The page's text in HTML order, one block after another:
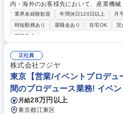
内・海外のお客様先において、産業機
理作業まで一貫して行います。※据付・
等建物に対する改修等を伴う業務はありません。 【詳細】
製袋機)の据付/配線作業/運転後の調整・
ィングの対応／改造・修理作業 等 ＜出
度(日帰り・宿泊問わず) ・海外出張：担
(2～3週間程度) ・業務習熟度により、
案件によりチームで動くこともあり 募集職種 【京都】フィールドエンジ
ニア～世界を舞台に活躍できる/大型産
業界未経験歓迎 年間休日120日以上 月
時短勤務あり
退職金あり 在宅OK 完
服装自由
正社員
株式会社フジヤ
東京【営業/イベントプロデュ
間のプロデュース業務! イベ
月給28万円以上
東京都江東区